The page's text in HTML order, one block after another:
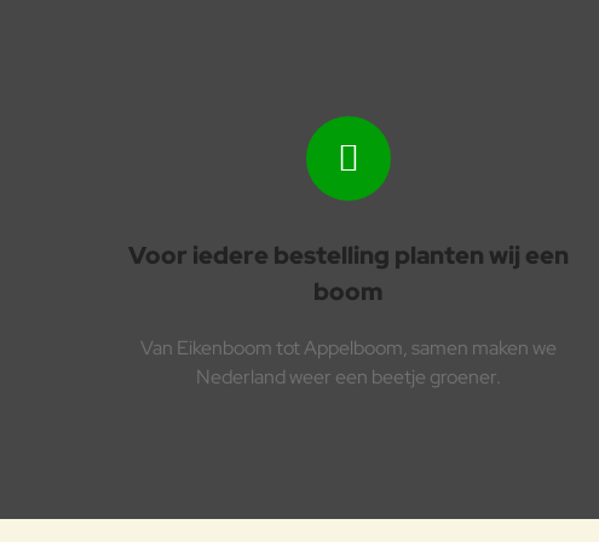
Voor iedere bestelling planten wij een
boom
Van Eikenboom tot Appelboom, samen maken we
Nederland weer een beetje groener.